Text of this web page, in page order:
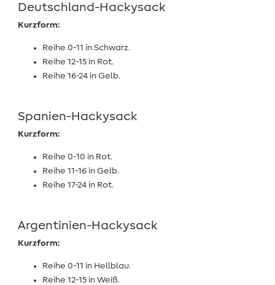
Deutschland-Hackysack
Kurzform:
Reihe 0-11 in Schwarz.
Reihe 12-15 in Rot.
Reihe 16-24 in Gelb.
Spanien-Hackysack
Kurzform:
Reihe 0-10 in Rot.
Reihe 11-16 in Gelb.
Reihe 17-24 in Rot.
Argentinien-Hackysack
Kurzform:
Reihe 0-11 in Hellblau.
Reihe 12-15 in Weiß.